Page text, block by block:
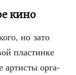
кино
но зато
пла­стин­ке
арти­сты орга­